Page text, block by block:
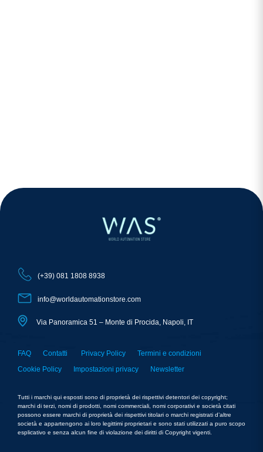
(+39) 081 1808 8938
info@worldautomationstore.com
Via Panoramica 51 – Monte di Procida, Napoli, IT
FAQ Contatti Privacy Policy
Termini e condizioni
Cookie Policy
Impostazioni privacy Newsletter
Tutti i marchi qui esposti sono di proprietà dei rispettivi detentori dei copyright;
marchi di terzi, nomi di prodotti, nomi commerciali, nomi corporativi e società citati
possono essere marchi di proprietà dei rispettivi titolari o marchi registrati d’altre
società e appartengono ai loro legittimi proprietari e sono stati utilizzati a puro scopo
esplicativo e senza alcun fine di violazione dei diritti di Copyright vigenti.